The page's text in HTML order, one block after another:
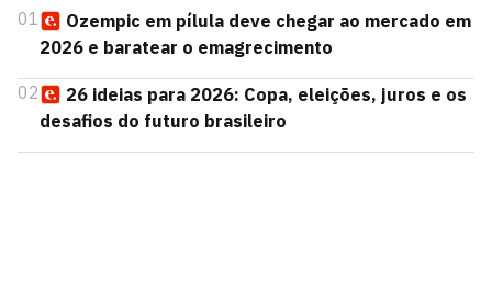
01
Ozempic em pílula deve chegar ao mercado em
2026 e baratear o emagrecimento
02
26 ideias para 2026: Copa, eleições, juros e os
desafios do futuro brasileiro